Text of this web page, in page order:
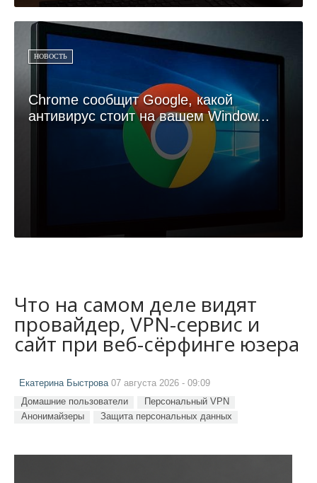
НОВОСТЬ
Chrome сообщит Google, какой
антивирус стоит на вашем Window...
Что на самом деле видят
провайдер, VPN-сервис и
сайт при веб-сёрфинге юзера
Екатерина Быстрова07 августа 2026 - 09:09
Домашние пользователи
Персональный VPN
Анонимайзеры
Защита персональных данных